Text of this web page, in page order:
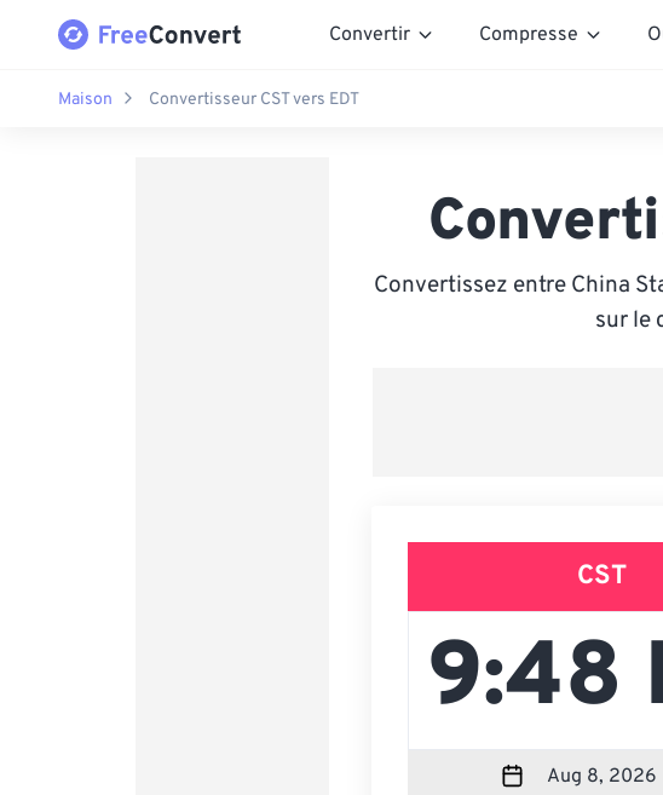
Convertir Compresse
Maison Convertisseur CST vers EDT
Convertissez entre China
sur le
CST